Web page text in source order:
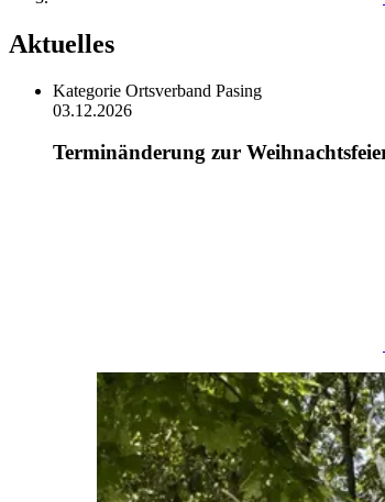
Aktuelles
Kategorie Ortsverband Pasing
03.12.2026
Terminänderung zur